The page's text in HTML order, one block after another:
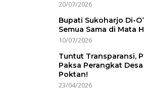
20/07/2026
Bupati Sukoharjo Di-
Semua Sama di Mata
10/07/2026
Tuntut Transparansi,
Paksa Perangkat
Poktan!
23/04/2026